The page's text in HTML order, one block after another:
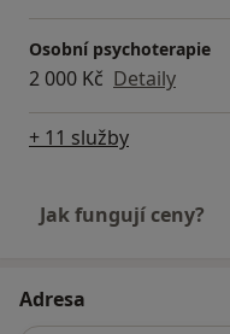
Osobní psychoterapie
2 000 Kč Detaily
+ 11 služby
Jak fungují ceny?
Adresa